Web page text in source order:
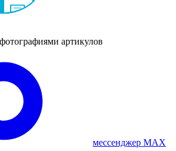
артикулов
мессенджер MAX